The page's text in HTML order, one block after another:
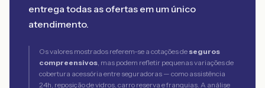
entrega todas as ofertas em um único
atendimento.
Os valores mostrados referem-se a cotações de seguros
compreensivos, mas podem refletir pequenas variações de
cobertura acessória entre seguradoras — como assistência
24h, reposição de vidros, carro reserva e franquias. A análise